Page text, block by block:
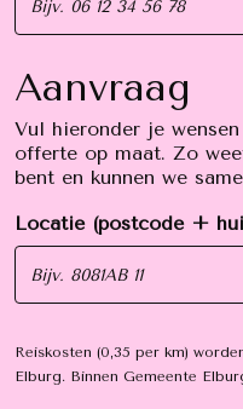
Aanvraag
Vul hieronder je
offerte op maat. Zo
bent en kunnen we
Locatie (postcode +
Reiskosten (0,35 per km)
Elburg. Binnen Gemeente